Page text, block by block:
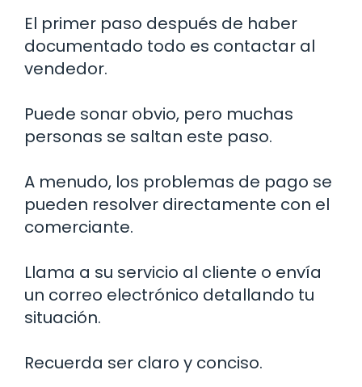
El primer paso después de haber
documentado todo es contactar al
vendedor.
Puede sonar obvio, pero muchas
personas se saltan este paso.
A menudo, los problemas de pago se
pueden resolver directamente con el
comerciante.
Llama a su servicio al cliente o envía
un correo electrónico detallando tu
situación.
Recuerda ser claro y conciso.